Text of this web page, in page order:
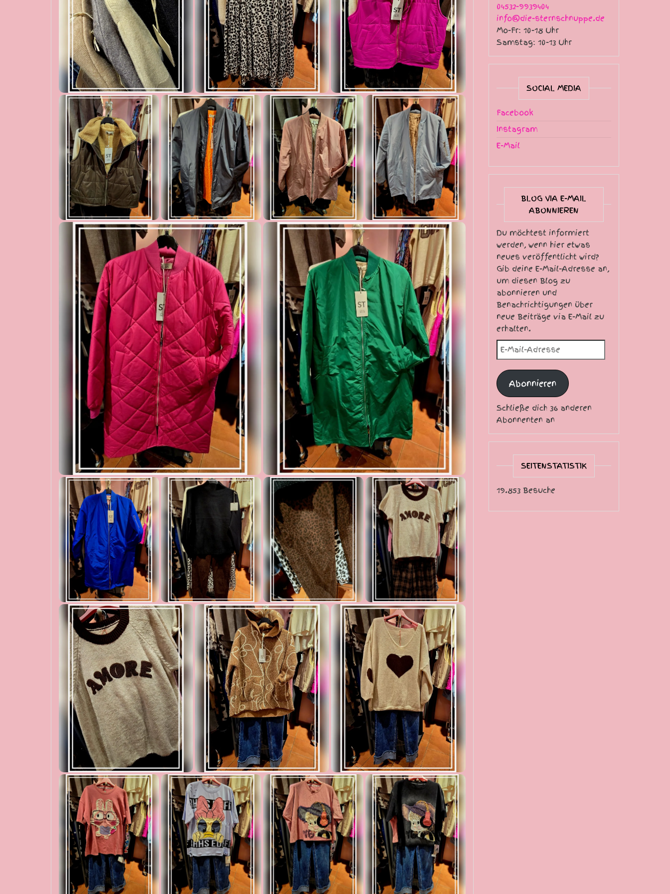
04532-9939404
info@die-sternschnuppe.de
Mo-Fr: 10-18 Uhr
Samstag: 10-13 Uhr
SOCIAL MEDIA
Facebook
Instagram
E-Mail
BLOG VIA E-MAIL
ABONNIEREN
Du möchtest informiert
werden, wenn hier etwas
neues veröffentlicht wird?
Gib deine E-Mail-Adresse an,
um diesen Blog zu
abonnieren und
Benachrichtigungen über
neue Beiträge via E-Mail zu
erhalten.
E-Mail-Adresse
Abonnieren
Schließe dich 36 anderen
Abonnenten an
SEITENSTATISTIK
19.853 Besuche